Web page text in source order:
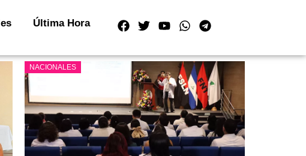
Última Hora
NACIONALES